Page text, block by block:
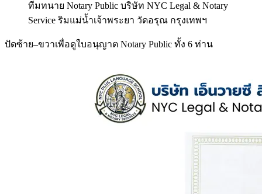
ทีมทนาย Notary Public บริษัท NYC Legal & Notary
Service ริมแม่น้ำเจ้าพระยา วัดอรุณ กรุงเทพฯ
ปัดซ้าย–ขวาเพื่อดูใบอนุญาต Notary Public ทั้ง 6 ท่าน